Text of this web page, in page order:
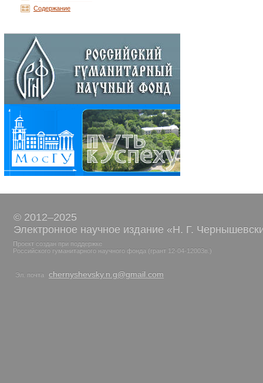
Содержание
© 2012–2025
Электронное научное издание «Н. Г.
Проект создан при поддержке
Российского гуманитарного научного фонда (грант 12-04-12003в.)
Эл. почта chernyshevsky.n.g@gmail.com